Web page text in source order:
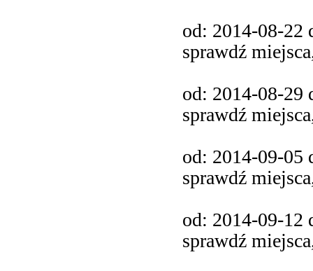
od: 2014-08-22
sprawdź
od: 2014-08-29
sprawdź
od: 2014-09-05
sprawdź
od: 2014-09-12
sprawdź